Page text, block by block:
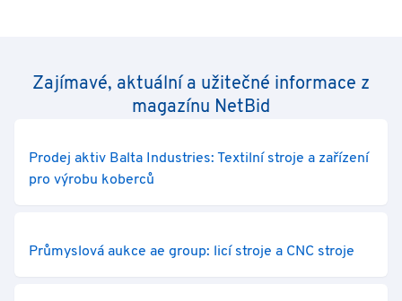
Zajímavé, aktuální a užitečné informace z
magazínu NetBid
Prodej aktiv Balta Industries: Textilní stroje a zařízení
pro výrobu koberců
Průmyslová aukce ae group: licí stroje a CNC stroje